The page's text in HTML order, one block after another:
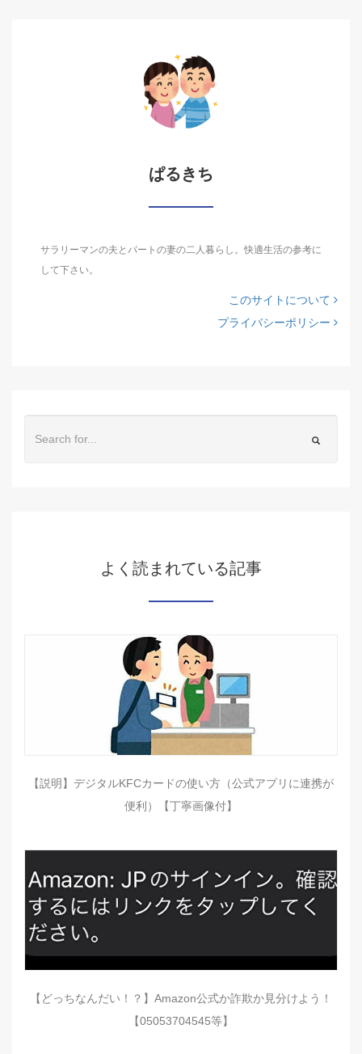
ぱるきち
サラリーマンの夫とパートの妻の二人暮らし。快適生活の参考に
して下さい。
このサイトについて
プライバシーポリシー
よく読まれている記事
【説明】デジタルKFCカードの使い方（公式アプリに連携が
便利）【丁寧画像付】
【どっちなんだい！？】Amazon公式か詐欺か見分けよう！
【05053704545等】